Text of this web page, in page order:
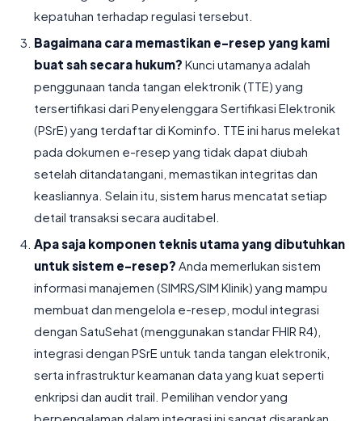
kepatuhan terhadap regulasi tersebut.
Bagaimana cara memastikan e-resep yang kami
buat sah secara hukum? Kunci utamanya adalah
penggunaan tanda tangan elektronik (TTE) yang
tersertifikasi dari Penyelenggara Sertifikasi Elektronik
(PSrE) yang terdaftar di Kominfo. TTE ini harus melekat
pada dokumen e-resep yang tidak dapat diubah
setelah ditandatangani, memastikan integritas dan
keasliannya. Selain itu, sistem harus mencatat setiap
detail transaksi secara auditabel.
Apa saja komponen teknis utama yang dibutuhkan
untuk sistem e-resep? Anda memerlukan sistem
informasi manajemen (SIMRS/SIM Klinik) yang mampu
membuat dan mengelola e-resep, modul integrasi
dengan SatuSehat (menggunakan standar FHIR R4),
integrasi dengan PSrE untuk tanda tangan elektronik,
serta infrastruktur keamanan data yang kuat seperti
enkripsi dan audit trail. Pemilihan vendor yang